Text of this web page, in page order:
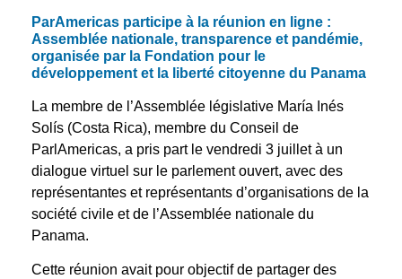
ParAmericas participe à la réunion en ligne :
Assemblée nationale, transparence et pandémie,
organisée par la Fondation pour le
développement et la liberté citoyenne du Panama
La membre de l’Assemblée législative María Inés
Solís (Costa Rica), membre du Conseil de
ParlAmericas, a pris part le vendredi 3 juillet à un
dialogue virtuel sur le parlement ouvert, avec des
représentantes et représentants d’organisations de la
société civile et de l’Assemblée nationale du
Panama.
Cette réunion avait pour objectif de partager des